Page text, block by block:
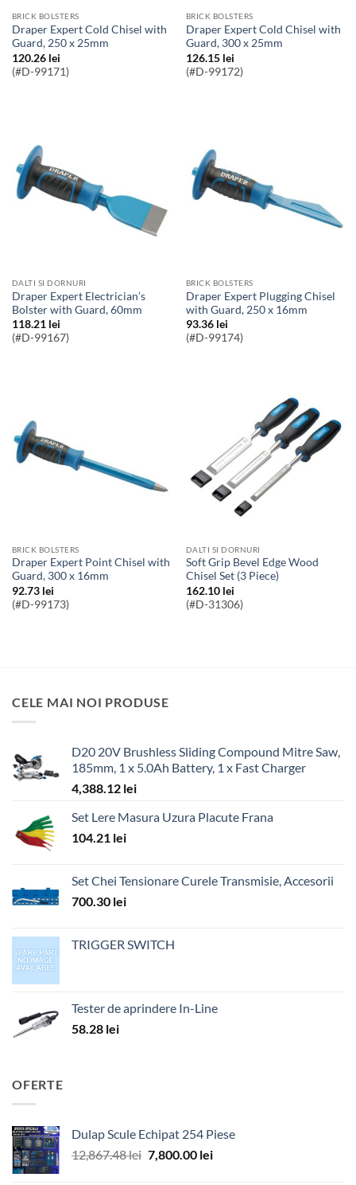
BRICK BOLSTERS
Draper Expert Cold Chisel with
Guard, 250 x 25mm
120.26 lei
(#D-99171)
BRICK BOLSTERS
Draper Expert Cold Chisel with
Guard, 300 x 25mm
126.15 lei
(#D-99172)
DALTI SI DORNURI
Draper Expert Electrician’s
Bolster with Guard, 60mm
118.21 lei
(#D-99167)
BRICK BOLSTERS
Draper Expert Plugging Chisel
with Guard, 250 x 16mm
93.36 lei
(#D-99174)
BRICK BOLSTERS
Draper Expert Point Chisel with
Guard, 300 x 16mm
92.73 lei
(#D-99173)
DALTI SI DORNURI
Soft Grip Bevel Edge Wood
Chisel Set (3 Piece)
162.10 lei
(#D-31306)
CELE MAI NOI PRODUSE
D20 20V Brushless Sliding Compound Mitre Saw,
185mm, 1 x 5.0Ah Battery, 1 x Fast Charger
4,388.12 lei
Set Lere Masura Uzura Placute Frana
104.21 lei
Set Chei Tensionare Curele Transmisie, Accesorii
700.30 lei
TRIGGER SWITCH
Tester de aprindere In-Line
58.28 lei
OFERTE
Dulap Scule Echipat 254 Piese
12,867.48lei Prețul
7,800.00 leiPrețul